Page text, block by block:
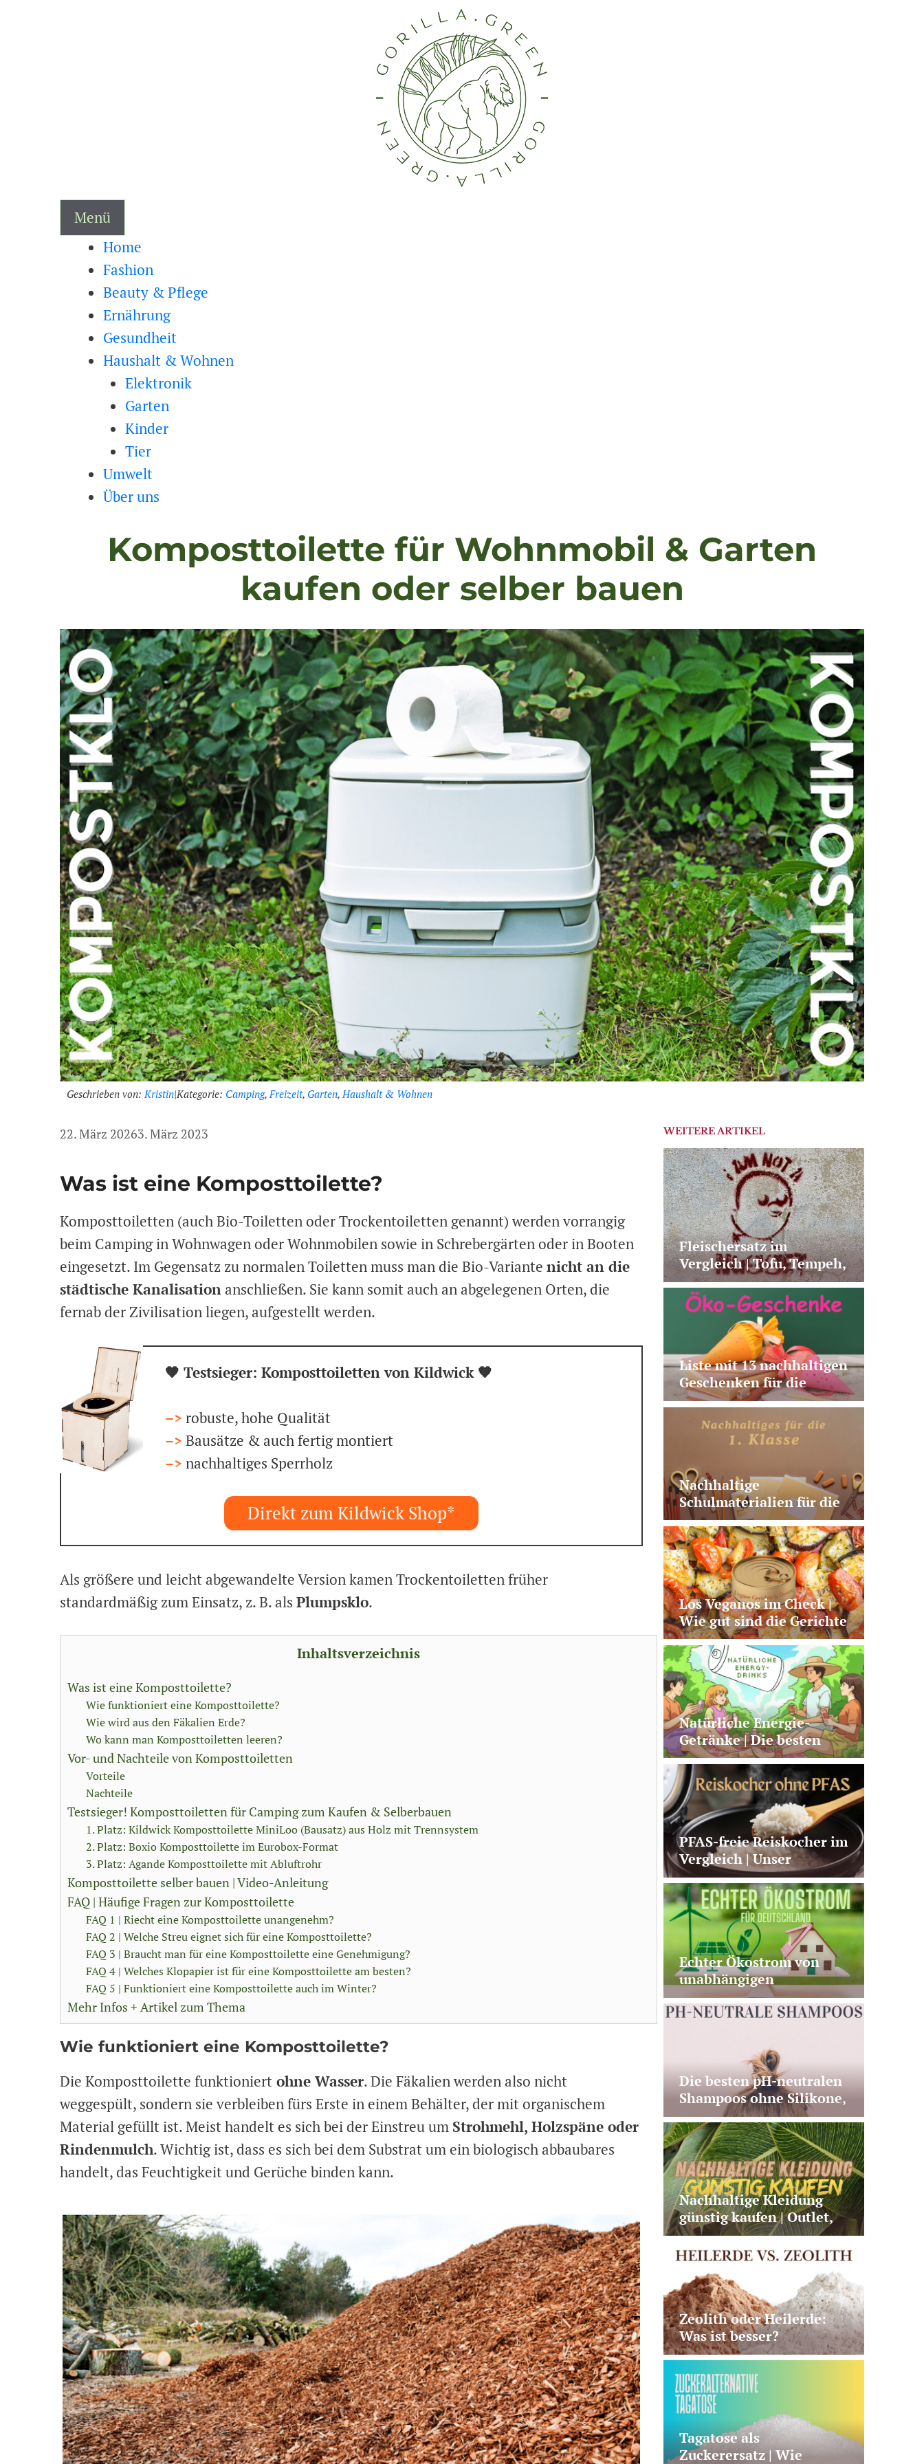
Menü
Home
Fashion
Beauty & Pflege
Ernährung
Gesundheit
Haushalt & Wohnen
Elektronik
Garten
Kinder
Tier
Umwelt
Über uns
Komposttoilette für Wohnmobil & Garten
kaufen oder selber bauen
Geschrieben von:Kristin|Kategorie: Camping,Freizeit, Garten,Haushalt & Wohnen
22. März 20263. März 2023
Was ist eine Komposttoilette?
Komposttoiletten (auch Bio-Toiletten oder Trockentoiletten genannt) werden vorrangig
beim Camping in Wohnwagen oder Wohnmobilen sowie in Schrebergärten oder in Booten
eingesetzt. Im Gegensatz zu normalen Toiletten muss man die Bio-Variante nicht an die
städtische Kanalisationanschließen. Sie kann somit auch an abgelegenen Orten, die
fernab der Zivilisation liegen, aufgestellt werden.
🧡 Testsieger: Komposttoiletten von Kildwick 🧡
–> robuste, hohe Qualität
–> Bausätze & auch fertig montiert
–> nachhaltiges Sperrholz
Direkt zum Kildwick Shop*
Als größere und leicht abgewandelte Version kamen Trockentoiletten früher
standardmäßig zum Einsatz, z. B. als Plumpsklo.
Inhaltsverzeichnis
Was ist eine Komposttoilette?
Wie funktioniert eine Komposttoilette?
Wie wird aus den Fäkalien Erde?
Wo kann man Komposttoiletten leeren?
Vor- und Nachteile von Komposttoiletten
Vorteile
Nachteile
Testsieger! Komposttoiletten für Camping zum Kaufen & Selberbauen
1. Platz: Kildwick Komposttoilette MiniLoo (Bausatz) aus Holz mit Trennsystem
2. Platz: Boxio Komposttoilette im Eurobox-Format
3. Platz: Agande Komposttoilette mit Abluftrohr
Komposttoilette selber bauen | Video-Anleitung
FAQ | Häufige Fragen zur Komposttoilette
FAQ 1 | Riecht eine Komposttoilette unangenehm?
FAQ 2 | Welche Streu eignet sich für eine Komposttoilette?
FAQ 3 | Braucht man für eine Komposttoilette eine Genehmigung?
FAQ 4 | Welches Klopapier ist für eine Komposttoilette am besten?
FAQ 5 | Funktioniert eine Komposttoilette auch im Winter?
Mehr Infos + Artikel zum Thema
Wie funktioniert eine Komposttoilette?
Die Komposttoilette funktioniert ohne Wasser. Die Fäkalien werden also nicht
weggespült, sondern sie verbleiben fürs Erste in einem Behälter, der mit organischem
Material gefüllt ist. Meist handelt es sich bei der Einstreu um Strohmehl, Holzspäne oder
Rindenmulch. Wichtig ist, dass es sich bei dem Substrat um ein biologisch abbaubares
handelt, das Feuchtigkeit und Gerüche binden kann.
WEITERE ARTIKEL
Fleischersatz im
Vergleich | Tofu, Tempeh,
Seitan & Co.
Liste mit 13 nachhaltigen
Geschenken für die
Schultüte | plastikfrei,
vegan, nützlich, fairtrade
Nachhaltige
Schulmaterialien für die
1. Klasse | 10 sinnvolle
Produkte
Los Veganos im Check |
Wie gut sind die Gerichte
aus der Dose?
Natürliche Energie-
Getränke | Die besten
Alternativen zu Kaffee +
klassischen Energy
Drinks
PFAS-freie Reiskocher im
Vergleich | Unser
Testsieger von Panasonic
+ 2 gute Alternativen
Echter Ökostrom von
unabhängigen
Stromanbietern – Test &
Vergleich
Die besten pH-neutralen
Shampoos ohne Silikone,
ohne Duftstoffe & ihre
Vorteile
Nachhaltige Kleidung
günstig kaufen | Outlet,
Second Hand oder faire
Basics?
Zeolith oder Heilerde:
Was ist besser?
Tagatose als
Zuckerersatz | Wie